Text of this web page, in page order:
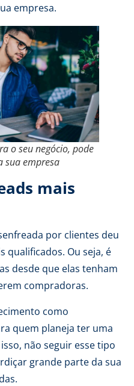
empresa.
o seu negócio, pode
sua empresa
mais
por clientes deu
qualificados. Ou seja, é
desde que elas tenham
compradoras.
como
quem planeja ter uma
não seguir esse tipo
grande parte da sua